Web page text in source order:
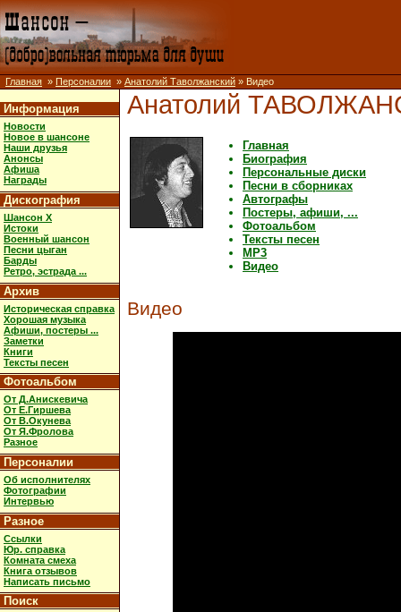
Главная » Персоналии » Анатолий Таволжанский » Видео
Информация
Новости
Новое в шансоне
Наши друзья
Анонсы
Афиша
Награды
Дискография
Шансон X
Истоки
Военный шансон
Песни цыган
Барды
Ретро, эстрада ...
Архив
Историческая справка
Хорошая музыка
Афиши, постеры ...
Заметки
Книги
Тексты песен
Фотоальбом
От Д.Анискевича
От Е.Гиршева
От В.Окунева
От Я.Фролова
Разное
Персоналии
Об исполнителях
Фотографии
Интервью
Разное
Ссылки
Юр. справка
Комната смеха
Книга отзывов
Написать письмо
Поиск
Анатолий
Главная
Биография
Персональные диски
Песни в сборниках
Автографы
Постеры, афиши, ...
Фотоальбом
Тексты песен
MP3
Видео
Видео